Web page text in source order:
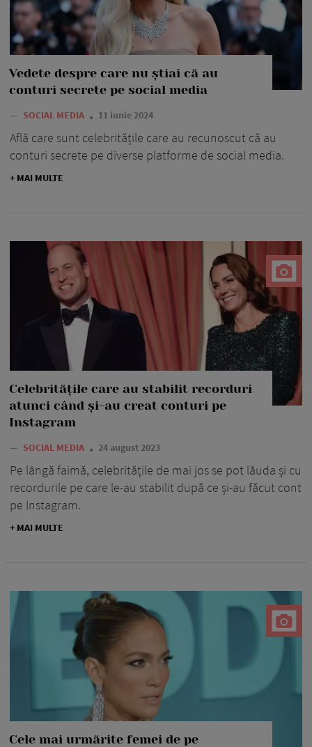
Vedete despre care nu știai că au
conturi secrete pe social media
— SOCIAL MEDIA 11 iunie 2024
Află care sunt celebritățile care au recunoscut că au
conturi secrete pe diverse platforme de social media.
+ MAI MULTE
Celebritățile care au stabilit recorduri
atunci când și-au creat conturi pe
Instagram
— SOCIAL MEDIA 24 august 2023
Pe lângă faimă, celebritățile de mai jos se pot lăuda și cu
recordurile pe care le-au stabilit după ce și-au făcut cont
pe Instagram.
+ MAI MULTE
Cele mai urmărite femei de pe